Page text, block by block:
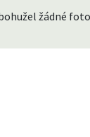
žádné